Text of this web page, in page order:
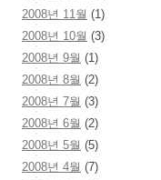
2008년 11월 (1)
2008년 10월 (3)
2008년 9월 (1)
2008년 8월 (2)
2008년 7월 (3)
2008년 6월 (2)
2008년 5월 (5)
2008년 4월 (7)